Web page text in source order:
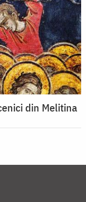
din Melitina